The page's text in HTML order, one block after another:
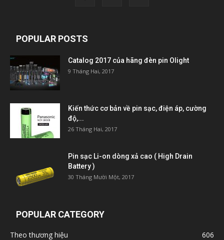
POPULAR POSTS
Catalog 2017 của hãng đèn pin Olight
9 Tháng Hai, 2017
Kiến thức cơ bản về pin sạc, điện áp, cường
độ,...
26 Tháng Hai, 2017
Pin sạc Li-on dòng xả cao ( High Drain
Battery )
30 Tháng Mười Một, 2017
POPULAR CATEGORY
Theo thương hiệu
606